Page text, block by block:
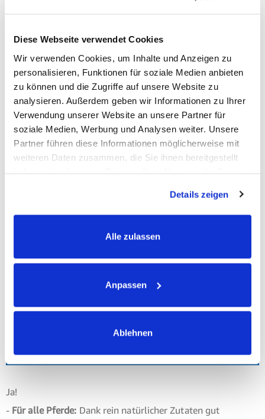
Diese Webseite verwendet Cookies
Wir verwenden Cookies, um Inhalte und Anzeigen zu
personalisieren, Funktionen für soziale Medien anbieten
zu können und die Zugriffe auf unsere Website zu
analysieren. Außerdem geben wir Informationen zu Ihrer
Verwendung unserer Website an unsere Partner für
soziale Medien, Werbung und Analysen weiter. Unsere
Partner führen diese Informationen möglicherweise mit
weiteren Daten zusammen, die Sie ihnen bereitgestellt
Details zeigen
Alle zulassen
Anpassen
Ablehnen
Warum sind biostickies Premium Leckerlis für
Pferde?
Echte Natur, die dein Pferd liebt.
Unsere zuckerarmen Premium-Pellets bestehen aus 100 %
Bio-Zutaten. Sie sind frei von Zusatzstoffen und Stärke –
dafür mit echten, sortenreinen Kräutern wie Thymian,
krümelarmen Form eignen sie sich perfekt für die präzise
Achtung: biostickies könnte die Lieblingsbelohnung deines
Sind biostickies als Belohnung für mein Pferd
geeignet?
Ja!
- Für alle Pferde: Dank rein natürlicher Zutaten gut